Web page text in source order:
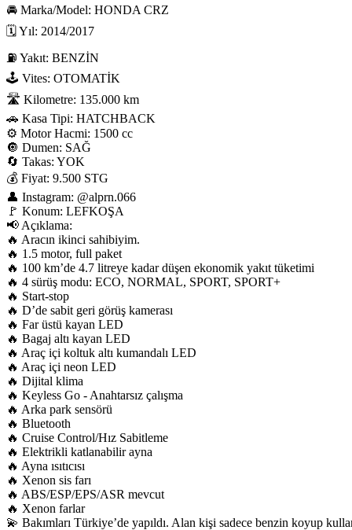
🚘 Marka/Model: HONDA CRZ
🗓 Yıl: 2014/2017
⛽ Yakıt: BENZİN
🕹 Vites: OTOMATİK
🛣 Kilometre: 135.000 km
🚗 Kasa Tipi: HATCHBACK
⚙️ Motor Hacmi: 1500 cc
🔘 Dumen: SAĞ
🔄 Takas: YOK
💰 Fiyat: 9.500 STG
👤 Instagram: @alprn.066
🚩 Konum: LEFKOŞA
📢 Açıklama:
🔥 Aracın ikinci sahibiyim.
🔥 1.5 motor, full paket
🔥 100 km’de 4.7 litreye kadar düşen ekonomik yakıt tüketimi
🔥 4 sürüş modu: ECO, NORMAL, SPORT, SPORT+
🔥 Start-stop
🔥 D’de sabit geri görüş kamerası
🔥 Far üstü kayan LED
🔥 Bagaj altı kayan LED
🔥 Araç içi koltuk altı kumandalı LED
🔥 Araç içi neon LED
🔥 Dijital klima
🔥 Keyless Go - Anahtarsız çalışma
🔥 Arka park sensörü
🔥 Bluetooth
🔥 Cruise Control/Hız Sabitleme
🔥 Elektrikli katlanabilir ayna
🔥 Ayna ısıtıcısı
🔥 Xenon sis farı
🔥 ABS/ESP/EPS/ASR mevcut
🔥 Xenon farlar
💫 Bakımları Türkiye’de yapıldı. Alan kişi sadece benzin koyup